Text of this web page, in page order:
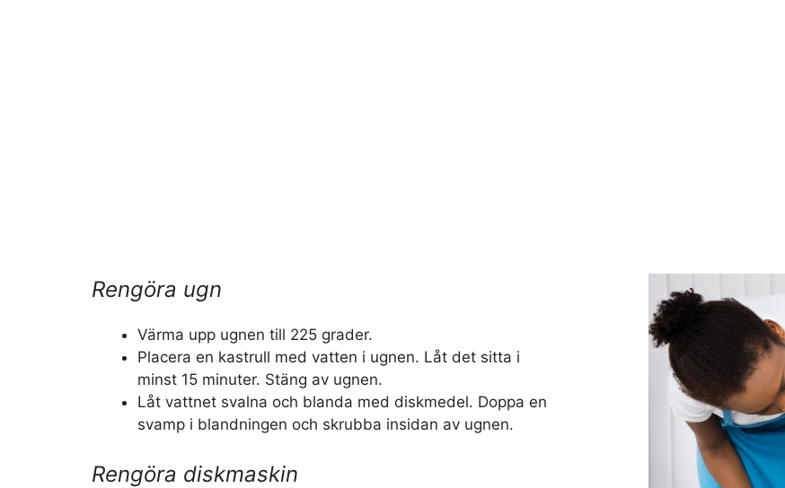
Rengöra ugn
Värma upp ugnen till 225 grader.
Placera en kastrull med vatten i ugnen. Låt det sitta i
minst 15 minuter. Stäng av ugnen.
Låt vattnet svalna och blanda med diskmedel. Doppa en
svamp i blandningen och skrubba insidan av ugnen.
Rengöra diskmaskin